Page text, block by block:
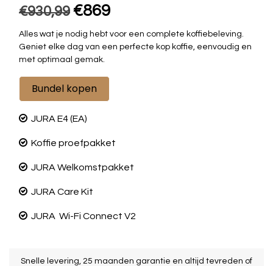
€930,99 €869
Alles wat je nodig hebt voor een complete koffiebeleving.
Geniet elke dag van een perfecte kop koffie, eenvoudig en
met optimaal gemak.
Bundel kopen
JURA E4 (EA)
Koffie proefpakket
JURA Welkomstpakket
JURA Care Kit
JURA Wi-Fi Connect V2
Snelle levering, 25 maanden garantie en altijd tevreden of